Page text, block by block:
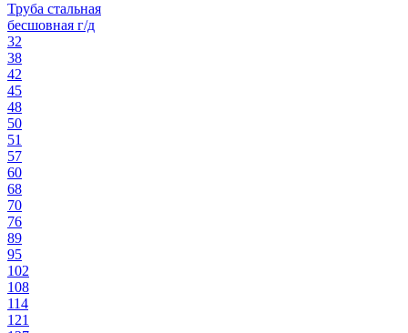
Труба стальная
бесшовная г/д
32
38
42
45
48
50
51
57
60
68
70
76
89
95
102
108
114
121